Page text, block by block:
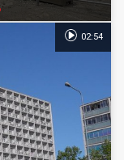
02:54